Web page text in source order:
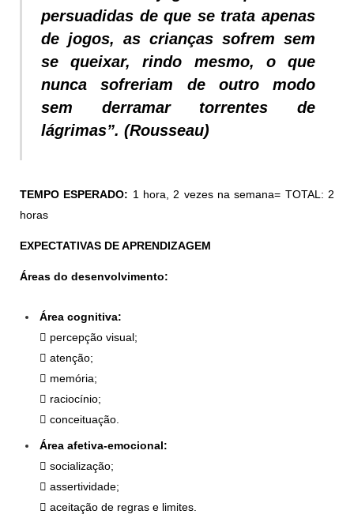
persuadidas de que se trata apenas
de jogos, as crianças sofrem sem
se queixar, rindo mesmo, o que
nunca sofreriam de outro modo
sem derramar torrentes de
lágrimas”. (Rousseau)
TEMPO ESPERADO: 1 hora, 2 vezes na semana= TOTAL: 2
horas
EXPECTATIVAS DE APRENDIZAGEM
Áreas do desenvolvimento:
Área cognitiva:
 percepção visual;
 atenção;
 memória;
 raciocínio;
 conceituação.
Área afetiva-emocional:
 socialização;
 assertividade;
 aceitação de regras e limites.